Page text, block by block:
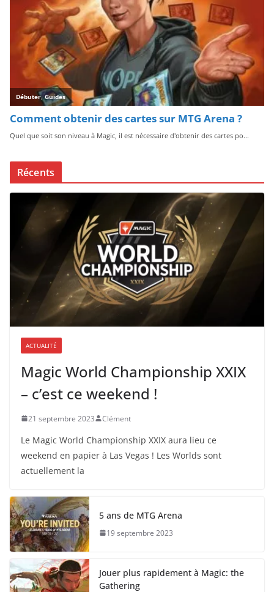
Récents
ACTUALITÉ
Magic World Championship XXIX
– c’est ce weekend !
21 septembre 2023 Clément
Le Magic World Championship XXIX aura lieu ce
weekend en papier à Las Vegas ! Les Worlds sont
actuellement la
5 ans de MTG Arena
19 septembre 2023
Jouer plus rapidement à Magic: the
Gathering